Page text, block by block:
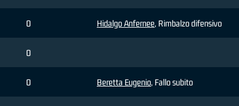
0 Hidalgo Anfernee, Rimbalzo difensivo
0
0 Beretta Eugenio, Fallo subito